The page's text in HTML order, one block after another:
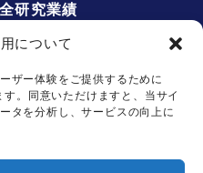
について
ザー体験をご提供するために
。同意いただけますと、当サイ
タを分析し、サービスの向上に
全研究業績
リンク
合わせは